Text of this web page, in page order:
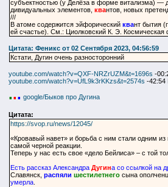
субъектностью (у Делёза в форме витализма) —
дивидуальных элементов, квантов, новых
///
В атоме содержится эйфорический квант бытия
ей счастье). См.: Циолковский К. Э.
Цитата: Феникс от 02 Сентября 2023, 04:56:59
Кстати, Дугин очень разносторонний
youtube.com/watch?v=QXF-NRZrUZM&t=1696s -
youtube.com/watch?v=UfL9k3rKKzs&t=2574s -
... google/Быков про Дугина
Цитата:
https://svop.ru/news/12045/
«Кровавый навет» и борьба с ним стали одним
самой черной реакции.
Теперь у нас есть свое «дело Бейлиса» – с той
Есть рассказ Александра Дугина со ссылкой на
Славянск, распяли шестилетнегосына
умерла.